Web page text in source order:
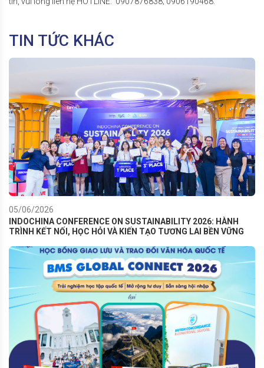
TIN TỨC KHÁC
05/06/2026
INDOCHINA CONFERENCE ON SUSTAINABILITY 2026: HÀNH
TRÌNH KẾT NỐI, HỌC HỎI VÀ KIẾN TẠO TƯƠNG LAI BỀN VỮNG